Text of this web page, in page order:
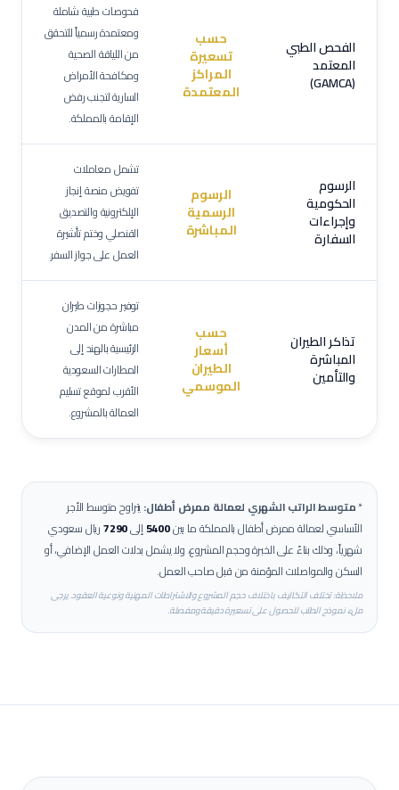
الفحص الطبي
المعتمد
(GAMCA)
حسب
تسعيرة
المراكز
المعتمدة
فحوصات طبية شاملة
ومعتمدة رسمياً للتحقق
من اللياقة الصحية
ومكافحة الأمراض
السارية لتجنب رفض
الإقامة بالمملكة.
الرسوم
الحكومية
وإجراءات
السفارة
الرسوم
الرسمية
المباشرة
تشمل معاملات
تفويض منصة إنجاز
الإلكترونية والتصديق
القنصلي وختم تأشيرة
العمل على جواز السفر.
تذاكر الطيران
المباشرة
والتأمين
حسب
أسعار
الطيران
الموسمي
توفير حجوزات طيران
مباشرة من المدن
الرئيسية بالهند إلى
المطارات السعودية
الأقرب لموقع تسليم
العمالة بالمشروع.
*متوسط الراتب الشهري لعمالة ممرض أطفال:يتراوح متوسط الأجر
الأساسي لعمالةممرض أطفالبالمملكة ما بين5400إلى7290ريال سعودي
شهرياً، وذلك بناءً على الخبرة وحجم المشروع، ولا يشمل بدلات العمل الإضافي، أو
السكن والمواصلات المؤمنة من قبل صاحب العمل.
ملاحظة: تختلف التكاليف باختلاف حجم المشروع والاشتراطات المهنية ونوعية العقود. يرجى
ملء نموذج الطلب للحصول على تسعيرة دقيقة ومفصلة.